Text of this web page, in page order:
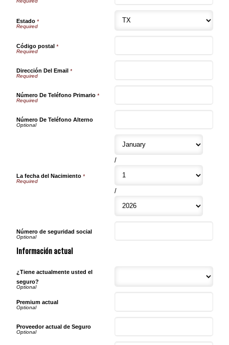
Estado*
Código postal *
Dirección Del Email *
Número De Teléfono Primario*
Número De Teléfono Alterno
La fecha del Nacimiento*
/
/
Número de seguridad social
Información actual
¿Tiene actualmente usted el
seguro?
Premium actual
Proveedor actual de Seguro